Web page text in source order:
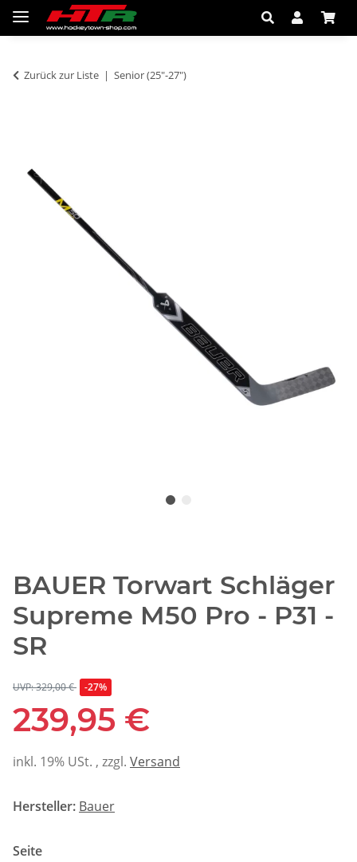
Zurück zur Liste Senior (25"-27")
BAUER Torwart Schläger
Supreme M50 Pro - P31 -
SR
UVP: 329,00 € -27%
239,95 €
inkl. 19% USt. , zzgl. Versand
Hersteller: Bauer
Seite